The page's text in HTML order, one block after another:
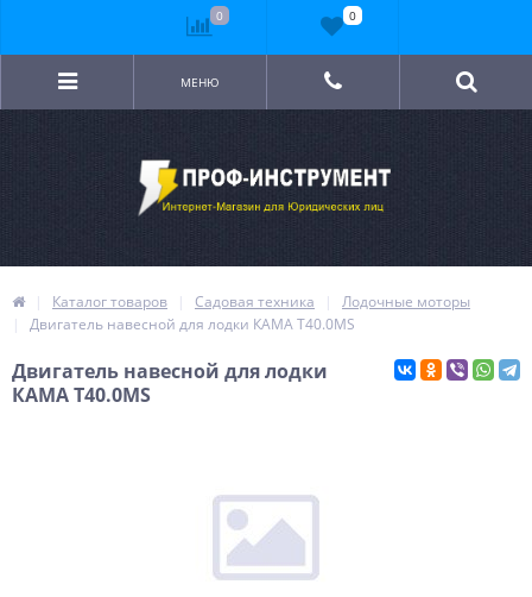
МЕНЮ
Каталог товаров Садовая техника
Лодочные моторы
Двигатель навесной для лодки КАМА T40.0MS
Двигатель навесной для лодки
КАМА T40.0MS
0 0